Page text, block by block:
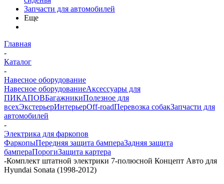
Запчасти для автомобилей
Еще
Главная
-
Каталог
-
Навесное оборудование
Навесное оборудованиеАксессуары для
ПИКАПОВБагажникиПолезное для
всехЭкстерьерИнтерьерOff-roadПеревозка собакЗапчасти для
автомобилей
-
Электрика для фаркопов
ФаркопыПередняя защита бампераЗадняя защита
бампераПорогиЗащита картера
-Комплект штатной электрики 7-полюсной Концепт Авто для
Hyundai Sonata (1998-2012)